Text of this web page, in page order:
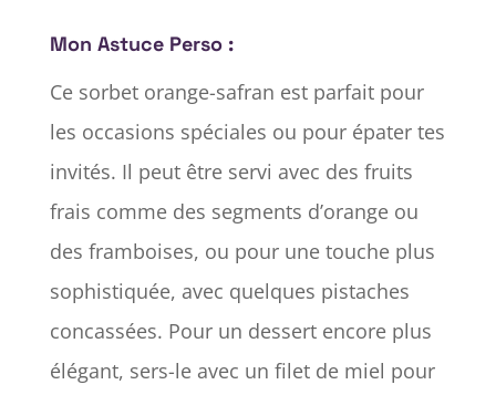
Mon Astuce Perso :
Ce sorbet orange-safran est parfait pour
les occasions spéciales ou pour épater tes
invités. Il peut être servi avec des fruits
frais comme des segments d’orange ou
des framboises, ou pour une touche plus
sophistiquée, avec quelques pistaches
concassées. Pour un dessert encore plus
élégant, sers-le avec un filet de miel pour